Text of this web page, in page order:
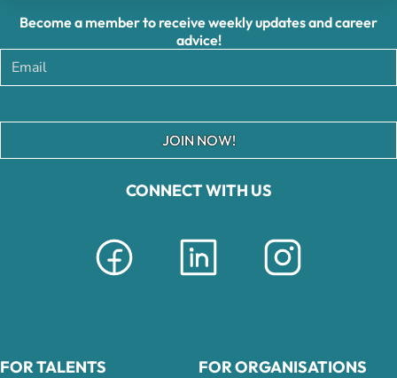
CONNECT WITH US
Become a member to receive weekly updates and career
advice!
JOIN NOW!
FOR TALENTS FOR ORGANISATIONS